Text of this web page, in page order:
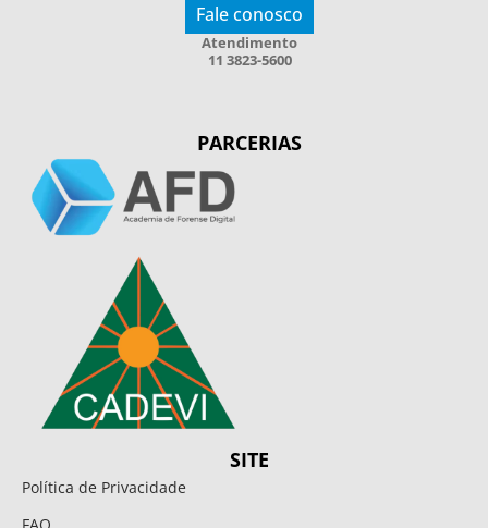
Fale conosco
Atendimento
11 3823-5600
PARCERIAS
SITE
Política de Privacidade